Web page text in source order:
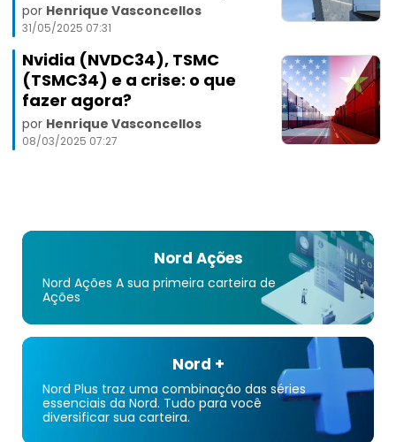
por Henrique Vasconcellos
31/05/2025 07:31
Nvidia (NVDC34), TSMC
(TSMC34) e a crise: o que
fazer agora?
por Henrique Vasconcellos
08/03/2025 07:27
Nord Ações
Nord Ações A sua primeira carteira de
Ações
Nord +
Nord Plus traz uma combinação das séries
essenciais da Nord. Tudo para você
diversificar sua carteira.